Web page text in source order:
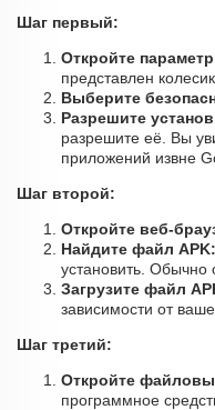
Шаг первый:
Откройте
представлен
Выберите
Разрешите
разрешите её. Вы
приложений извне
Шаг второй:
Откройте веб-
Найдите файл APK:
установить. Обычно
Загрузите файл
зависимости от
Шаг третий:
Откройте
программное